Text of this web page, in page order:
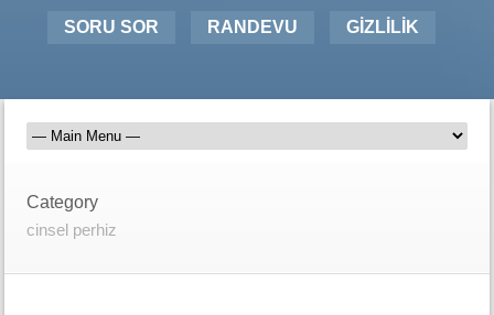
SORU SOR RANDEVU GİZLİLİK
Category
cinsel perhiz